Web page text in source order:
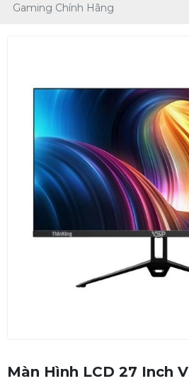
Gaming Chính Hãng
Màn Hình LCD 27 Inch